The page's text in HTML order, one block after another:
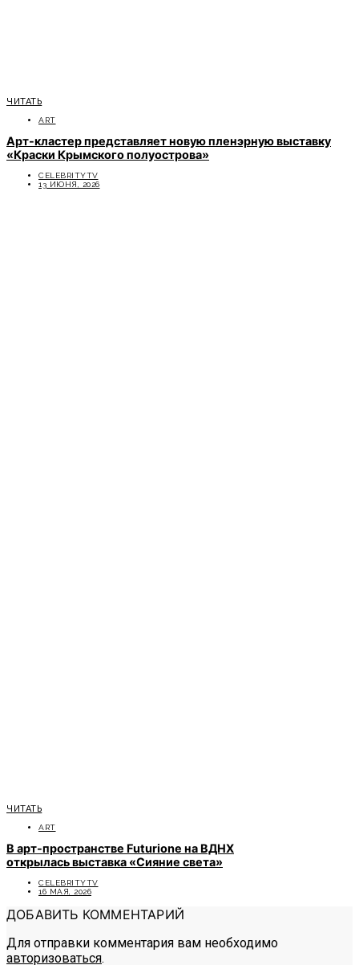
ЧИТАТЬ
ART
Арт-кластер представляет новую пленэрную выставку
«Краски Крымского полуострова»
CELEBRITYTV
13 ИЮНЯ, 2026
ЧИТАТЬ
ART
В арт-пространстве Futurione на ВДНХ
открылась выставка «Сияние света»
CELEBRITYTV
16 МАЯ, 2026
ДОБАВИТЬ КОММЕНТАРИЙ
Для отправки комментария вам необходимо
авторизоваться.